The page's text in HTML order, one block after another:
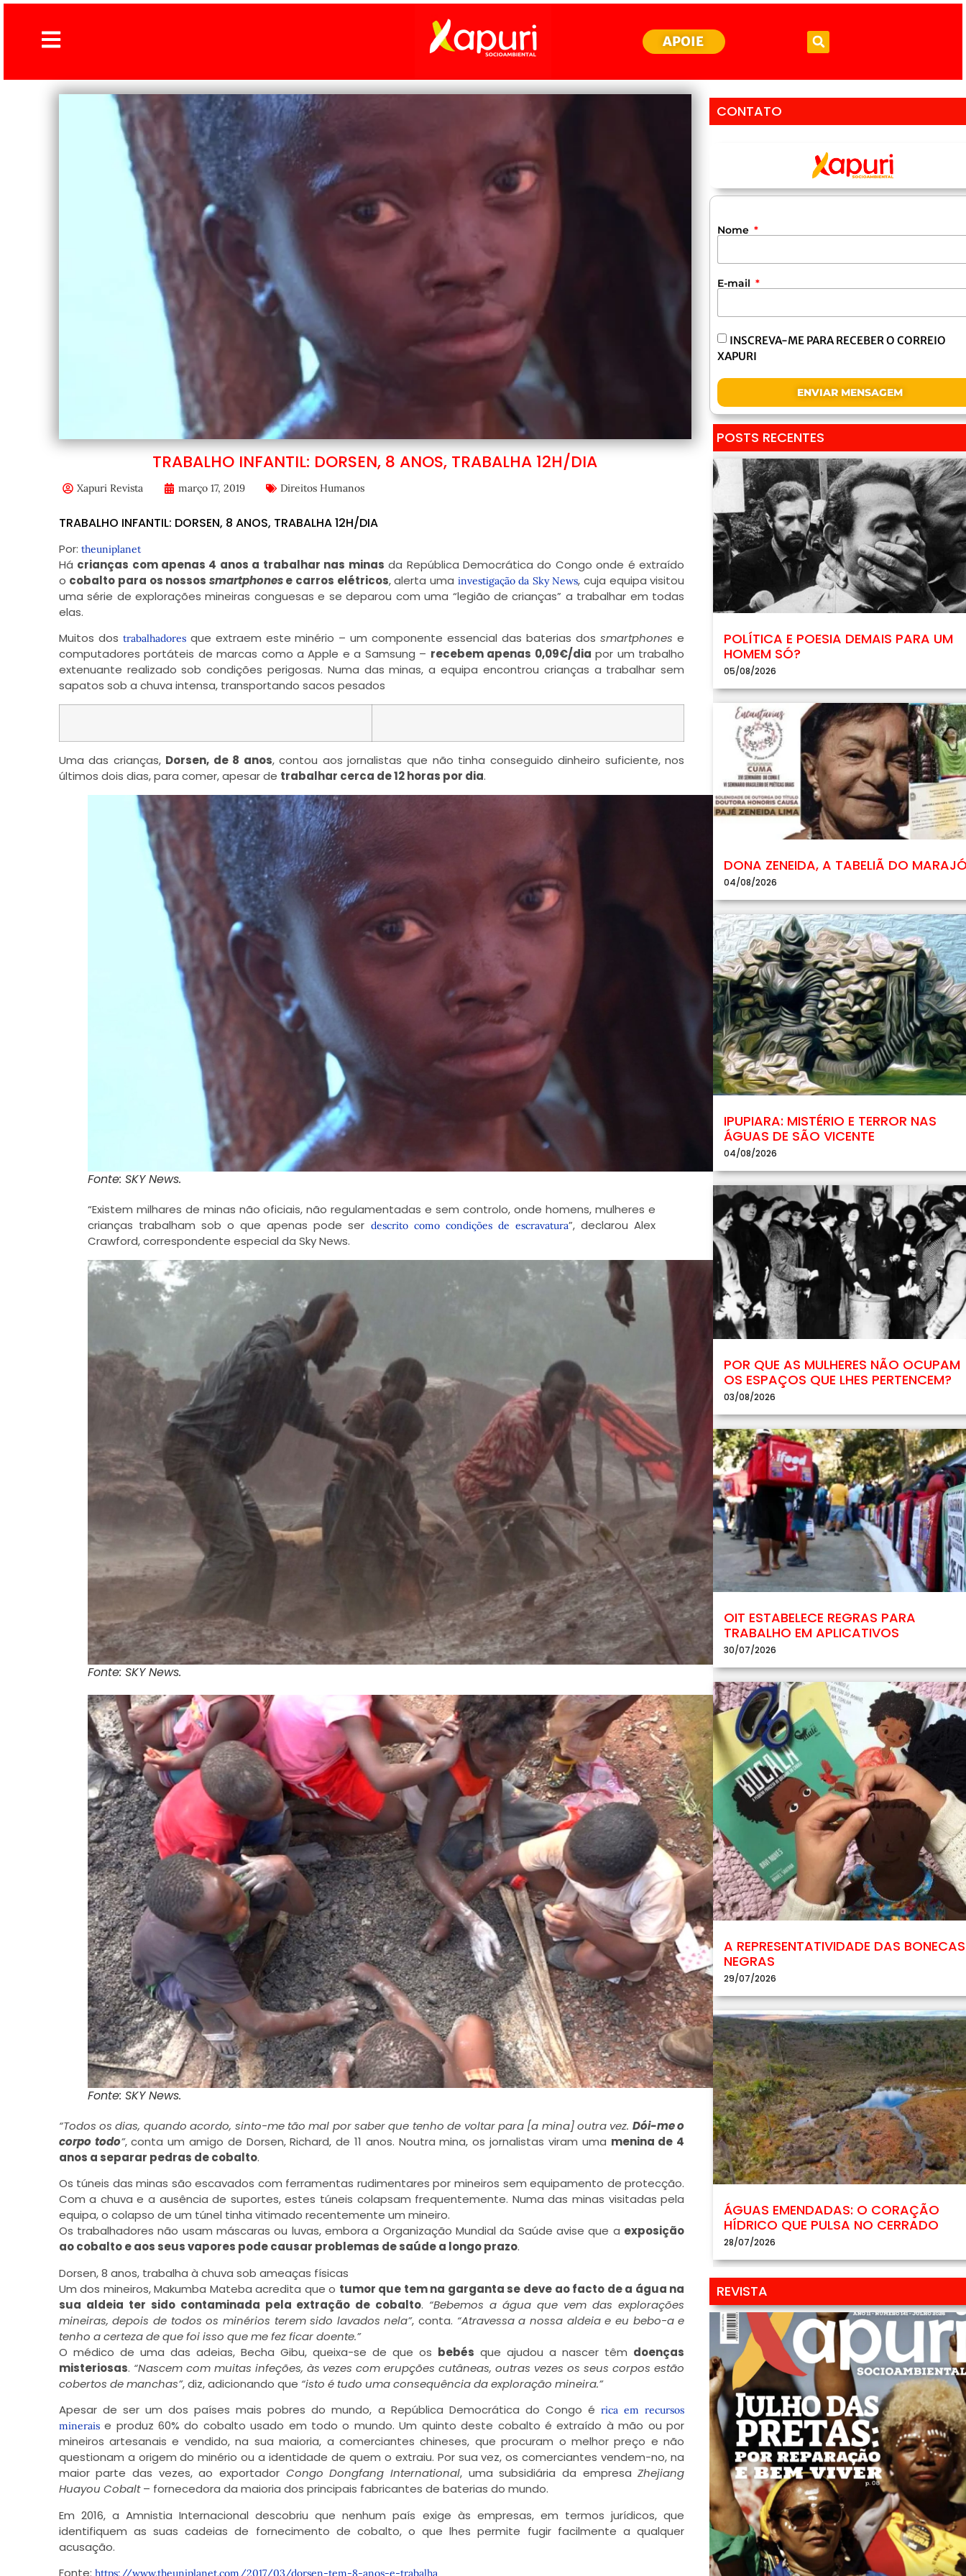
APOIE
TRABALHO INFANTIL: DORSEN, 8 ANOS, TRABALHA 12H/DIA
Xapuri Revista março 17, 2019 Direitos Humanos
TRABALHO INFANTIL: DORSEN, 8 ANOS, TRABALHA 12H/DIA
Por: theuniplanet
Há crianças com apenas 4 anos a trabalhar nas minas da República Democrática do Congo onde é extraído
o cobalto para os nossos smartphonese carros elétricos, alerta uma investigação da Sky News, cuja equipa visitou
uma série de explorações mineiras conguesas e se deparou com uma “legião de crianças” a trabalhar em todas
elas.
Muitos dos trabalhadoresque extraem este minério – um componente essencial das baterias dossmartphones e
computadores portáteis de marcas como a Apple e a Samsung – recebem apenas 0,09€/dia por um trabalho
extenuante realizado sob condições perigosas. Numa das minas, a equipa encontrou crianças a trabalhar sem
sapatos sob a chuva intensa, transportando sacos pesados
Uma das crianças, Dorsen, de 8 anos, contou aos jornalistas que não tinha conseguido dinheiro suficiente, nos
últimos dois dias, para comer, apesar de trabalhar cerca de 12 horas por dia.
Fonte: SKY News.
“Existem milhares de minas não oficiais, não regulamentadas e sem controlo, onde homens, mulheres e
crianças trabalham sob o que apenas pode ser descrito como condições de escravatura”, declarou Alex
Crawford, correspondente especial da Sky News.
Fonte: SKY News.
Fonte: SKY News.
“Todos os dias, quando acordo, sinto-me tão mal por saber que tenho de voltar para [a mina] outra vez. Dói-me o
corpo todo”, conta um amigo de Dorsen, Richard, de 11 anos. Noutra mina, os jornalistas viram uma menina de 4
anos a separar pedras de cobalto.
Os túneis das minas são escavados com ferramentas rudimentares por mineiros sem equipamento de protecção.
Com a chuva e a ausência de suportes, estes túneis colapsam frequentemente. Numa das minas visitadas pela
equipa, o colapso de um túnel tinha vitimado recentemente um mineiro.
Os trabalhadores não usam máscaras ou luvas, embora a Organização Mundial da Saúde avise que a exposição
ao cobalto e aos seus vapores pode causar problemas de saúde a longo prazo.
Dorsen, 8 anos, trabalha à chuva sob ameaças físicas
Um dos mineiros, Makumba Mateba acredita que o tumor que tem na garganta se deve ao facto de a água na
sua aldeia ter sido contaminada pela extração de cobalto. “Bebemos a água que vem das explorações
mineiras, depois de todos os minérios terem sido lavados nela”, conta. “Atravessa a nossa aldeia e eu bebo-a e
tenho a certeza de que foi isso que me fez ficar doente.”
O médico de uma das adeias, Becha Gibu, queixa-se de que os bebés que ajudou a nascer têm doenças
misteriosas. “Nascem com muitas infeções, às vezes com erupções cutâneas, outras vezes os seus corpos estão
cobertos de manchas”, diz, adicionando que “isto é tudo uma consequência da exploração mineira.”
Apesar de ser um dos países mais pobres do mundo, a República Democrática do Congo é rica em recursos
mineraise produz 60% do cobalto usado em todo o mundo. Um quinto deste cobalto é extraído à mão ou por
mineiros artesanais e vendido, na sua maioria, a comerciantes chineses, que procuram o melhor preço e não
questionam a origem do minério ou a identidade de quem o extraiu. Por sua vez, os comerciantes vendem-no, na
maior parte das vezes, ao exportador Congo Dongfang International, uma subsidiária da empresaZhejiang
Huayou Cobalt– fornecedora da maioria dos principais fabricantes de baterias do mundo.
Em 2016, a Amnistia Internacional descobriu que nenhum país exige às empresas, em termos jurídicos, que
identifiquem as suas cadeias de fornecimento de cobalto, o que lhes permite fugir facilmente a qualquer
acusação.
Fonte: https://www.theuniplanet.com/2017/03/dorsen-tem-8-anos-e-trabalha
CONTATO
Nome
E-mail
INSCREVA-ME PARA RECEBER O CORREIO
XAPURI
ENVIAR MENSAGEM
POSTS RECENTES
POLÍTICA E POESIA DEMAIS PARA UM
HOMEM SÓ?
05/08/2026
DONA ZENEIDA, A TABELIÃ DO
04/08/2026
IPUPIARA: MISTÉRIO E TERROR NAS
ÁGUAS DE SÃO VICENTE
04/08/2026
POR QUE AS MULHERES NÃO OCUPAM
OS ESPAÇOS QUE LHES PERTENCEM?
03/08/2026
OIT ESTABELECE REGRAS PARA
TRABALHO EM APLICATIVOS
30/07/2026
A REPRESENTATIVIDADE DAS BONECAS
NEGRAS
29/07/2026
ÁGUAS EMENDADAS: O CORAÇÃO
HÍDRICO QUE PULSA NO CERRADO
28/07/2026
REVISTA